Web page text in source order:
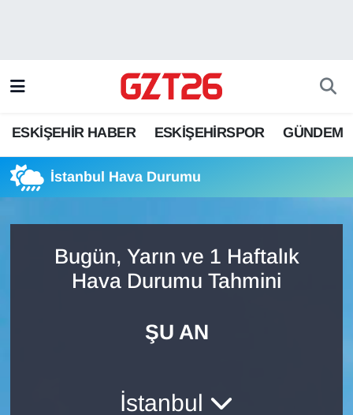
ESKİŞEHİR HABER ESKİŞEHİRSPOR GÜNDEM
İstanbul Hava Durumu
Bugün, Yarın ve 1 Haftalık
Hava Durumu Tahmini
ŞU AN
İstanbul
ESKİŞEHİRSPOR
GÜNDEM
SPOR
Odunpazarı Trafik Yoğunluk Haritası
Süper Lig Puan Durumu ve Fikstür
Tüm Manşetler
Son Dakika Haberleri
Haber Arşivi